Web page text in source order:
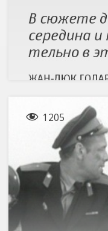
 1205